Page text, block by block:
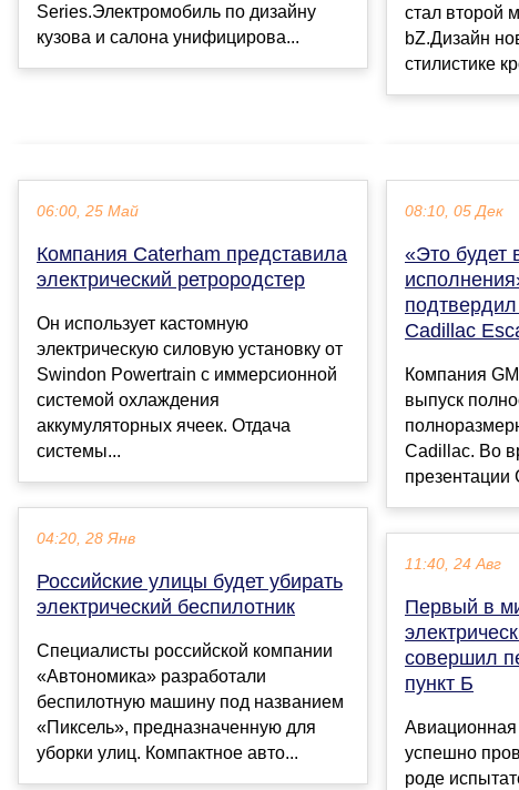
Series.Электромобиль по дизайну
кузова и салона унифицирова...
стал второй
bZ.Дизайн
стилистике
06:00, 25 Май
Компания Caterham представила
электрический ретрородстер
Он использует кастомную
электрическую силовую установку от
Swindon Powertrain с иммерсионной
системой охлаждения
аккумуляторных ячеек. Отдача
системы...
04:20, 28 Янв
Российские улицы будет убирать
электрический беспилотник
Специалисты российской компании
«Автономика» разработали
беспилотную машину под названием
«Пиксель», предназначенную для
уборки улиц. Компактное авто...
08:10, 05 Дек
«Это будет
подтвердил
Cadillac
Компания
выпуск
Cadillac. Во
презентации
11:40, 24 Авг
Первый в
совершил
пункт Б
успешно
роде